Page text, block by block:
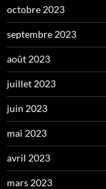
octobre 2023
septembre 2023
août 2023
juillet 2023
juin 2023
mai 2023
avril 2023
mars 2023